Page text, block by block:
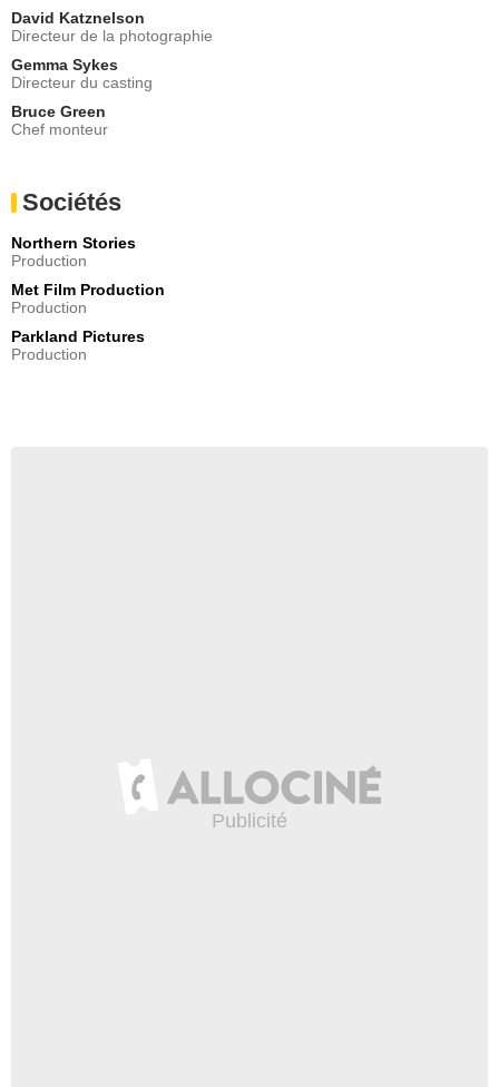
David Katznelson
Directeur de la photographie
Gemma Sykes
Directeur du casting
Bruce Green
Chef monteur
Sociétés
Northern Stories
Production
Met Film Production
Production
Parkland Pictures
Production